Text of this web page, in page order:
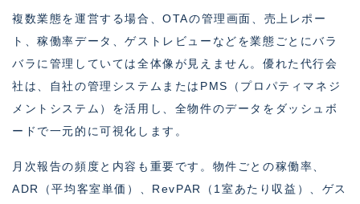
複数業態を運営する場合、OTAの管理画面、売上レポー
ト、稼働率データ、ゲストレビューなどを業態ごとにバラ
バラに管理していては全体像が見えません。優れた代行会
社は、自社の管理システムまたはPMS（プロパティマネジ
メントシステム）を活用し、全物件のデータをダッシュボ
ードで一元的に可視化します。
月次報告の頻度と内容も重要です。物件ごとの稼働率、
ADR（平均客室単価）、RevPAR（1室あたり収益）、ゲス